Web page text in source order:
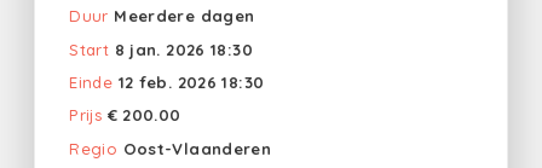
Duur Meerdere dagen
Start 8 jan. 2026 18:30
Einde 12 feb. 2026 18:30
Prijs € 200.00
Regio Oost-Vlaanderen